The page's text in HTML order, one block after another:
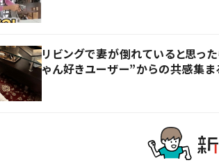
リビングで妻が倒れていると思っ
ゃん好きユーザー”からの共感集ま